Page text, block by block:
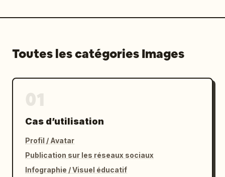
Toutes les catégories Images
Cas d’utilisation
Profil / Avatar
Publication sur les réseaux sociaux
Infographie / Visuel éducatif